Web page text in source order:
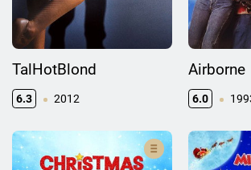
TalHotBlond
6.3 2012
Airborne
6.0